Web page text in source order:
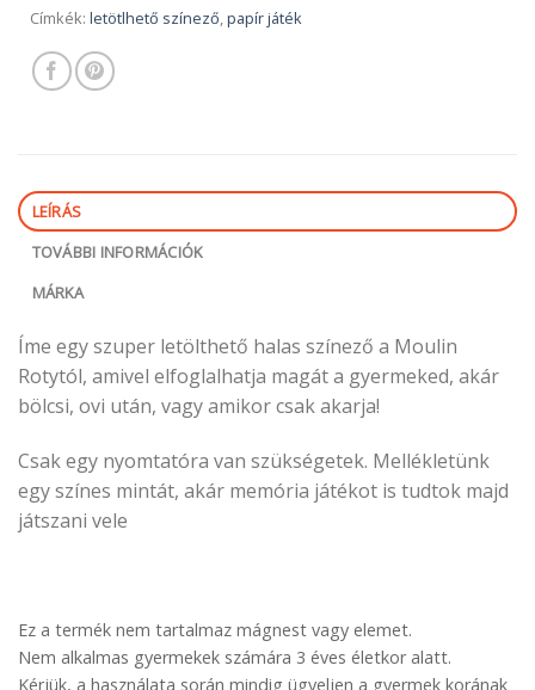
Címkék: letötlhető színező,papír játék
LEÍRÁS
TOVÁBBI INFORMÁCIÓK
MÁRKA
Íme egy szuper letölthető halas színező a Moulin
Rotytól, amivel elfoglalhatja magát a gyermeked, akár
bölcsi, ovi után, vagy amikor csak akarja!
Csak egy nyomtatóra van szükségetek. Mellékletünk
egy színes mintát, akár memória játékot is tudtok majd
játszani vele
Ez a termék nem tartalmaz mágnest vagy elemet.
Nem alkalmas gyermekek számára 3 éves életkor alatt.
Kérjük, a használata során mindig ügyeljen a gyermek korának